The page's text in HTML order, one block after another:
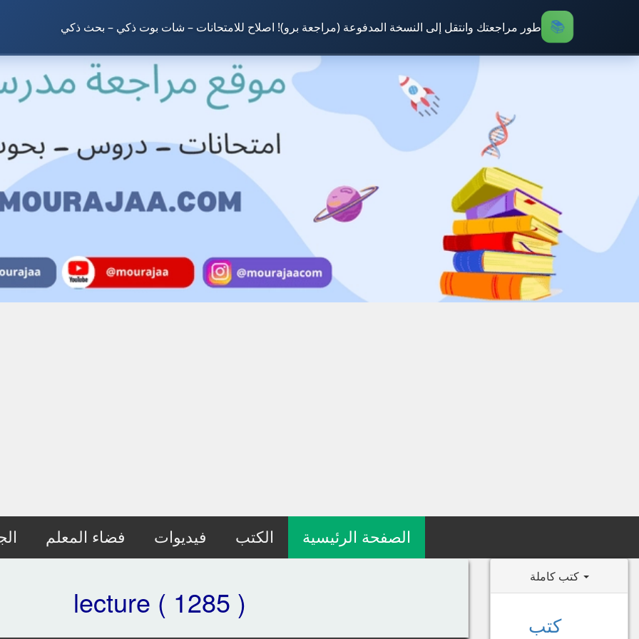
طور مراجعتك وانتقل إلى النسخة المدفوعة (مراجعة برو)! اصلاح للامتحانات – شات بوت ذكي – بحث ذكي
الصفحة الرئيسية الكتب فيديوات فضاء المعلم
lecture ( 1285 )
كتب كاملة
كتب